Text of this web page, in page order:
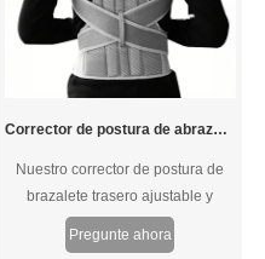
Corrector de postura de abrazadera trasera ajustable y transpirable
Nuestro corrector de postura de
brazalete trasero ajustable y
transpirable elaborado con
material transpirable de malla,
Pregunte ahora